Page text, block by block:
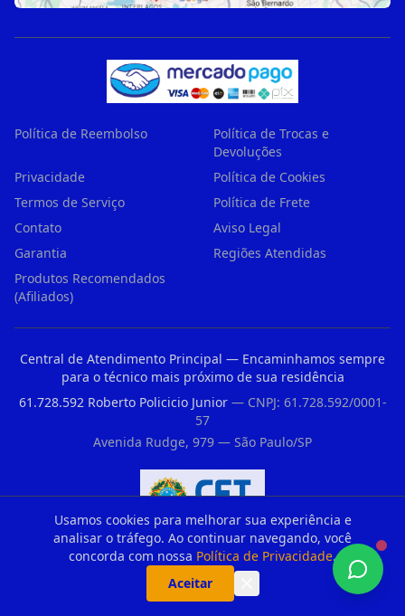
Usamos cookies para melhorar sua experiência e
analisar o tráfego. Ao continuar navegando, você
concorda com nossa Política de Privacidade.
Aceitar
Política de Reembolso
Política de Trocas e
Devoluções
Privacidade
Política de Cookies
Termos de Serviço
Política de Frete
Contato
Aviso Legal
Garantia
Regiões Atendidas
Produtos Recomendados
(Afiliados)
Central de Atendimento Principal — Encaminhamos sempre
para o técnico mais próximo de sua residência
61.728.592 Roberto Policicio Junior— CNPJ: 61.728.592/0001-
57
Avenida Rudge, 979 — São Paulo/SP
Registro CFT nº 33176235860 — Conselho Federal dos Técnicos Industriais
Parceiros Recomendados